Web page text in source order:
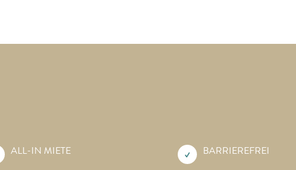
ALL-IN MIETE BARRIEREFREI